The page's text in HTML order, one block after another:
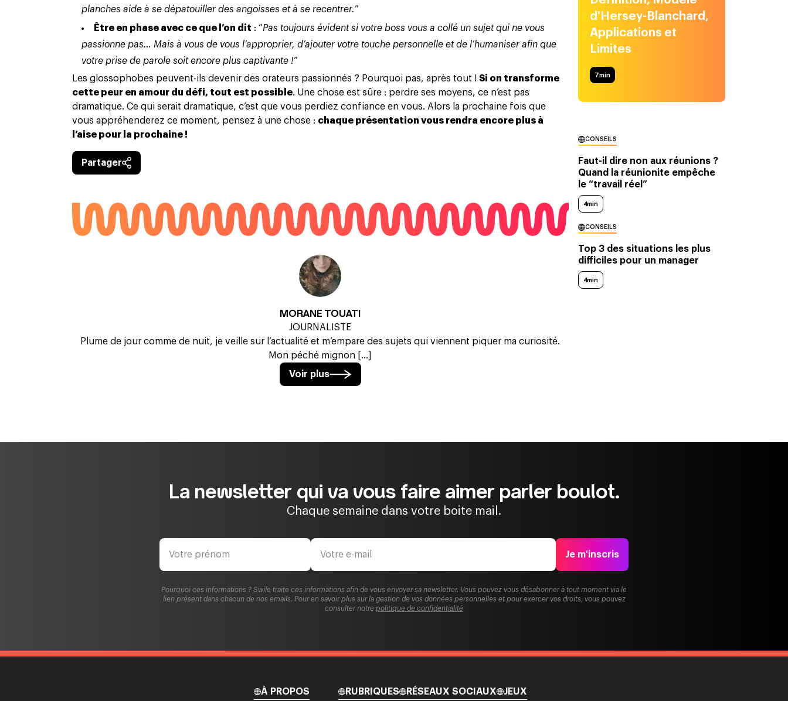
planches aide à se dépatouiller des angoisses et à se recentrer.”
Être en phase avec ce que l’on dit : “Pas toujours évident si votre boss vous a collé un sujet qui ne vous
passionne pas… Mais à vous de vous l’approprier, d’ajouter votre touche personnelle et de l’humaniser afin que
votre prise de parole soit encore plus captivante !”
Les glossophobes peuvent-ils devenir des orateurs passionnés ? Pourquoi pas, après tout ! Si on transforme
cette peur en amour du défi, tout est possible. Une chose est sûre : perdre ses moyens, ce n’est pas
dramatique. Ce qui serait dramatique, c’est que vous perdiez confiance en vous. Alors la prochaine fois que
vous appréhenderez ce moment, pensez à une chose : chaque présentation vous rendra encore plus à
l’aise pour la prochaine !
Partager
MORANE TOUATI
JOURNALISTE
Plume de jour comme de nuit, je veille sur l’actualité et m’empare des sujets qui viennent piquer ma curiosité.
Mon péché mignon [...]
Voir plus
d'Hersey-Blanchard,
Applications et
Limites
7min
CONSEILS
Faut-il dire non aux réunions ?
Quand la réunionite empêche
le “travail réel”
4min
CONSEILS
Top 3 des situations les plus
difficiles pour un manager
4min
La newsletter qui va vous faire aimer parler boulot.
Chaque semaine dans votre boite mail.
Je m'inscris
Pourquoi ces informations ? Swile traite ces informations afin de vous envoyer sa newsletter. Vous pouvez vous désabonner à tout moment via le
lien présent dans chacun de nos emails. Pour en savoir plus sur la gestion de vos données personnelles et pour exercer vos droits, vous pouvez
consulter notre politique de confidentialité
À PROPOS RUBRIQUES RÉSEAUX SOCIAUX JEUX